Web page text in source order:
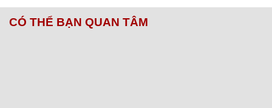
CÓ THỂ BẠN QUAN TÂM